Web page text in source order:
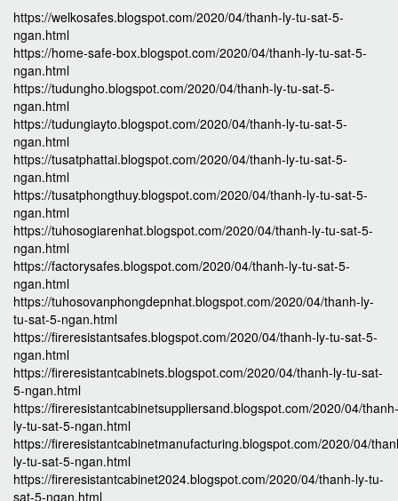
https://welkosafes.blogspot.com/2020/04/thanh-ly-tu-sat-5-
ngan.html
https://home-safe-box.blogspot.com/2020/04/thanh-ly-tu-sat-5-
ngan.html
https://tudungho.blogspot.com/2020/04/thanh-ly-tu-sat-5-
ngan.html
https://tudungiayto.blogspot.com/2020/04/thanh-ly-tu-sat-5-
ngan.html
https://tusatphattai.blogspot.com/2020/04/thanh-ly-tu-sat-5-
ngan.html
https://tusatphongthuy.blogspot.com/2020/04/thanh-ly-tu-sat-5-
ngan.html
https://tuhosogiarenhat.blogspot.com/2020/04/thanh-ly-tu-sat-5-
ngan.html
https://factorysafes.blogspot.com/2020/04/thanh-ly-tu-sat-5-
ngan.html
https://tuhosovanphongdepnhat.blogspot.com/2020/04/thanh-ly-
tu-sat-5-ngan.html
https://fireresistantsafes.blogspot.com/2020/04/thanh-ly-tu-sat-5-
ngan.html
https://fireresistantcabinets.blogspot.com/2020/04/thanh-ly-tu-sat-
5-ngan.html
https://fireresistantcabinetsuppliersand.blogspot.com/2020/04/thanh-
ly-tu-sat-5-ngan.html
https://fireresistantcabinetmanufacturing.blogspot.com/2020/04/
ly-tu-sat-5-ngan.html
https://fireresistantcabinet2024.blogspot.com/2020/04/thanh-ly-tu-
sat-5-ngan.html